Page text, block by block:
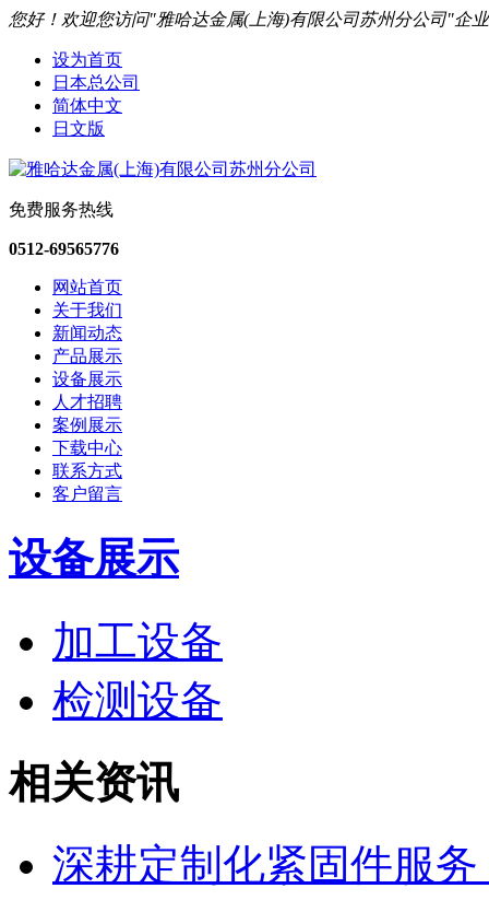
您好！欢迎您访问"雅哈达金属(上海)有限公司苏州分公司"企
设为首页
日本总公司
简体中文
日文版
免费服务热线
0512-69565776
网站首页
关于我们
新闻动态
产品展示
设备展示
人才招聘
案例展示
下载中心
联系方式
客户留言
设备展示
加工设备
检测设备
相关资讯
深耕定制化紧固件服